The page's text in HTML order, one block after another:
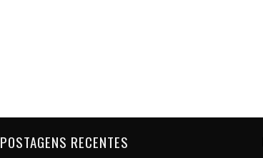
POSTAGENS RECENTES